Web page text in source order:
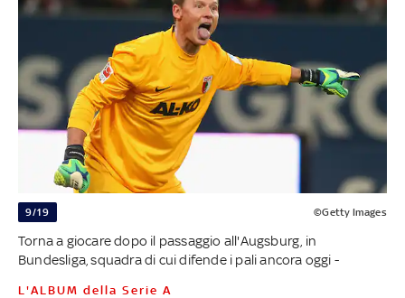
9/19 ©Getty Images
Torna a giocare dopo il passaggio all'Augsburg, in
Bundesliga, squadra di cui difende i pali ancora oggi -
L'ALBUM della Serie A